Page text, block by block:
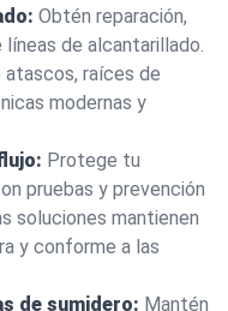
Obtén reparación,
de alcantarillado.
atascos, raíces de
modernas y
Protege tu
pruebas y prevención
soluciones mantienen
y conforme a las
de sumidero: Mantén